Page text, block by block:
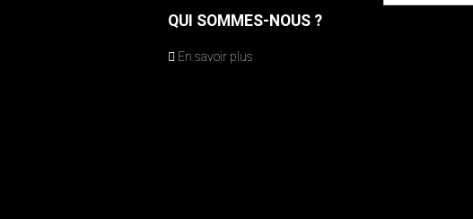
QUI SOMMES-NOUS ?
En savoir plus